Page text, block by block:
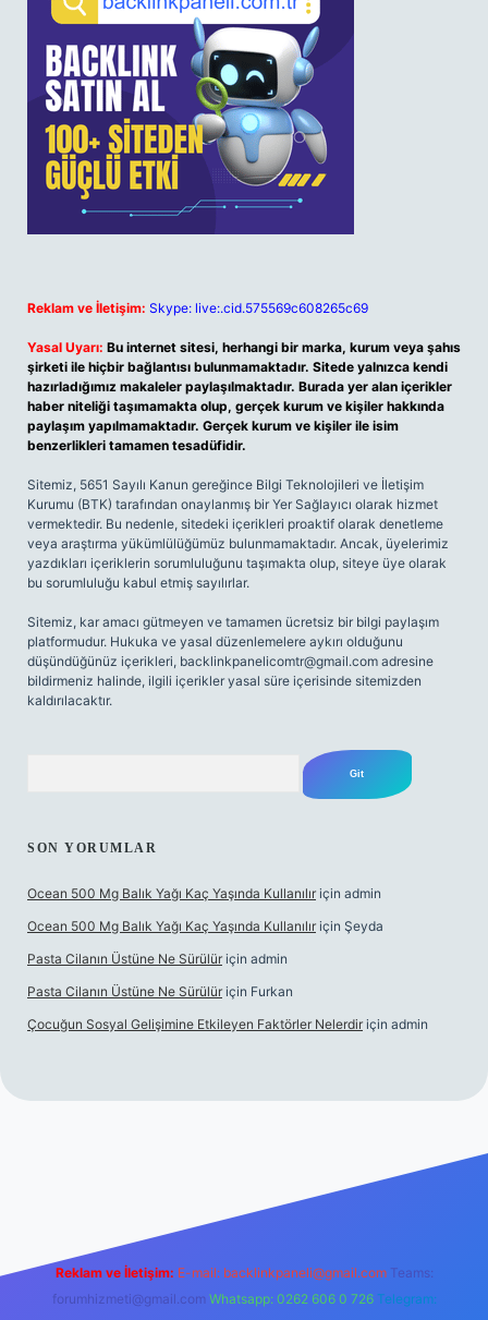
Reklam ve İletişim: Skype: live:.cid.575569c608265c69
Yasal Uyarı: Bu internet sitesi, herhangi bir marka, kurum veya şahıs
şirketi ile hiçbir bağlantısı bulunmamaktadır. Sitede yalnızca kendi
hazırladığımız makaleler paylaşılmaktadır. Burada yer alan içerikler
haber niteliği taşımamakta olup, gerçek kurum ve kişiler hakkında
paylaşım yapılmamaktadır. Gerçek kurum ve kişiler ile isim
benzerlikleri tamamen tesadüfidir.
Sitemiz, 5651 Sayılı Kanun gereğince Bilgi Teknolojileri ve İletişim
Kurumu (BTK) tarafından onaylanmış bir Yer Sağlayıcı olarak hizmet
vermektedir. Bu nedenle, sitedeki içerikleri proaktif olarak denetleme
veya araştırma yükümlülüğümüz bulunmamaktadır. Ancak, üyelerimiz
yazdıkları içeriklerin sorumluluğunu taşımakta olup, siteye üye olarak
bu sorumluluğu kabul etmiş sayılırlar.
Sitemiz, kar amacı gütmeyen ve tamamen ücretsiz bir bilgi paylaşım
platformudur. Hukuka ve yasal düzenlemelere aykırı olduğunu
düşündüğünüz içerikleri, backlinkpanelicomtr@gmail.com adresine
bildirmeniz halinde, ilgili içerikler yasal süre içerisinde sitemizden
kaldırılacaktır.
SON YORUMLAR
Ocean 500 Mg Balık Yağı Kaç Yaşında Kullanılır için admin
Ocean 500 Mg Balık Yağı Kaç Yaşında Kullanılır için Şeyda
Pasta Cilanın Üstüne Ne Sürülür için admin
Pasta Cilanın Üstüne Ne Sürülür için Furkan
Çocuğun Sosyal Gelişimine Etkileyen Faktörler Nelerdir için admin
Reklam ve İletişim: E-mail: backlinkpaneli@gmail.com Teams:
forumhizmeti@gmail.com Whatsapp: 0262 606 0 726 Telegram: